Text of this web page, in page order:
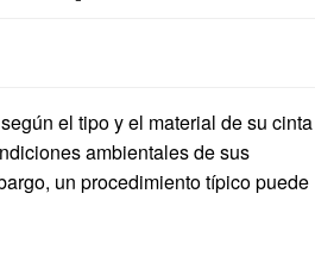
el tipo y el material de su cinta
ambientales de sus
un procedimiento típico puede